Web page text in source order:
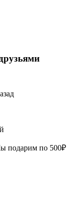
подарим по 500₽